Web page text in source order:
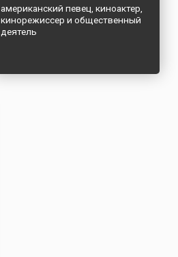
американский певец, киноактер,
кинорежиссер и общественный
деятель